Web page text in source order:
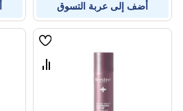
أضف إلى عربة التسوق
قائمة
قارن